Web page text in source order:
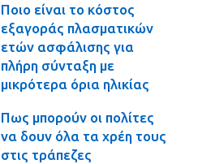
Ποιο είναι το κόστος
εξαγοράς πλασματικών
ετών ασφάλισης για
πλήρη σύνταξη με
μικρότερα όρια ηλικίας
Πως μπορούν οι πολίτες
να δουν όλα τα χρέη τους
στις τράπεζες